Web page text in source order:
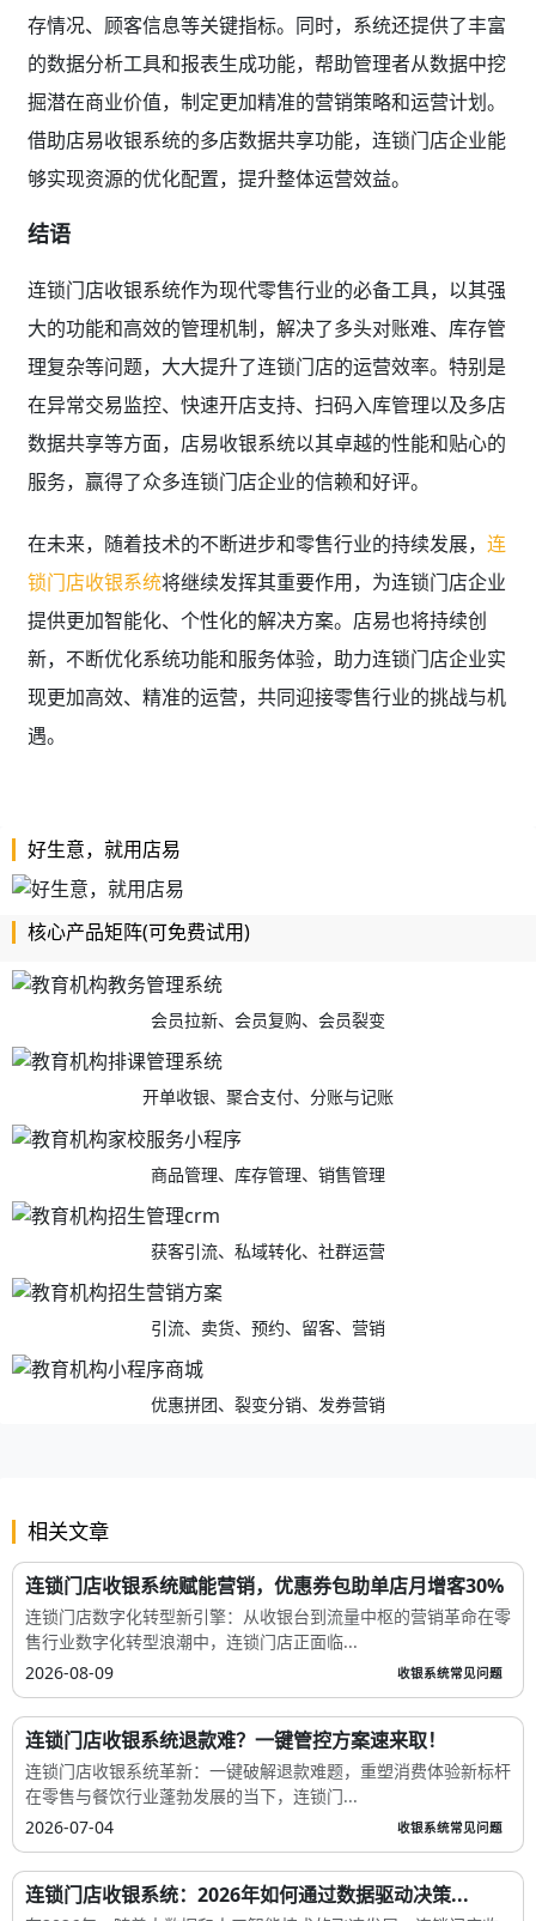
存情况、顾客信息等关键指标。同时，系统还提供了丰富
的数据分析工具和报表生成功能，帮助管理者从数据中挖
掘潜在商业价值，制定更加精准的营销策略和运营计划。
借助店易收银系统的多店数据共享功能，连锁门店企业能
够实现资源的优化配置，提升整体运营效益。
结语
连锁门店收银系统作为现代零售行业的必备工具，以其强
大的功能和高效的管理机制，解决了多头对账难、库存管
理复杂等问题，大大提升了连锁门店的运营效率。特别是
在异常交易监控、快速开店支持、扫码入库管理以及多店
数据共享等方面，店易收银系统以其卓越的性能和贴心的
服务，赢得了众多连锁门店企业的信赖和好评。
在未来，随着技术的不断进步和零售行业的持续发展， 连
锁门店收银系统将继续发挥其重要作用，为连锁门店企业
提供更加智能化、个性化的解决方案。店易也将持续创
新，不断优化系统功能和服务体验，助力连锁门店企业实
现更加高效、精准的运营，共同迎接零售行业的挑战与机
遇。
好生意，就用店易
核心产品矩阵(可免费试用)
会员拉新、会员复购、会员裂变
开单收银、聚合支付、分账与记账
商品管理、库存管理、销售管理
获客引流、私域转化、社群运营
引流、卖货、预约、留客、营销
优惠拼团、裂变分销、发券营销
相关文章
连锁门店收银系统赋能营销，优惠券包助单店月增客30%
连锁门店数字化转型新引擎：从收银台到流量中枢的营销革命在零
售行业数字化转型浪潮中，连锁门店正面临...
2026-08-09
收银系统常见问题
连锁门店收银系统退款难？一键管控方案速来取！
连锁门店收银系统革新：一键破解退款难题，重塑消费体验新标杆
在零售与餐饮行业蓬勃发展的当下，连锁门...
2026-07-04
收银系统常见问题
连锁门店收银系统：2026年如何通过数据驱动决策...